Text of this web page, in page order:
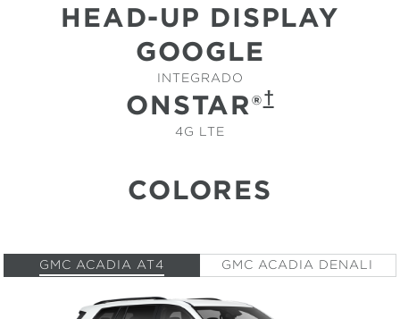
HEAD-UP DISPLAY
GOOGLE
INTEGRADO
ONSTAR®†
4G LTE
COLORES
GMC ACADIA AT4 GMC ACADIA DENALI